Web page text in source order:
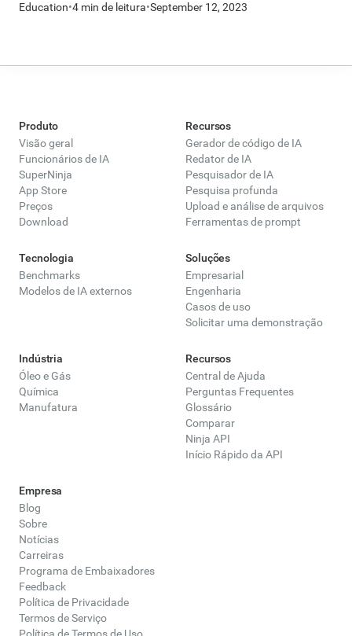
uma coisa boa?
Education•4 min de leitura•September 12, 2023
Produto
Visão geral
Funcionários de IA
SuperNinja
App Store
Preços
Download
Recursos
Gerador de código de IA
Redator de IA
Pesquisador de IA
Pesquisa profunda
Upload e análise de arquivos
Ferramentas de prompt
Tecnologia
Benchmarks
Modelos de IA externos
Soluções
Empresarial
Engenharia
Casos de uso
Solicitar uma demonstração
Indústria
Óleo e Gás
Química
Manufatura
Recursos
Central de Ajuda
Perguntas Frequentes
Glossário
Comparar
Ninja API
Início Rápido da API
Empresa
Blog
Sobre
Notícias
Carreiras
Programa de Embaixadores
Feedback
Política de Privacidade
Termos de Serviço